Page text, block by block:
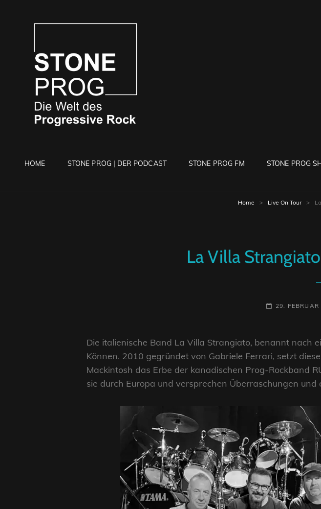
HOME STONE PROG | DER PODCAST STONE PROG FM STONE PROG
Home > Live On Tour >
La Villa
POSTED-
29.
Die italienische Band La Villa Strangiato, benannt nach
Können. 2010 gegründet von Gabriele Ferrari, setzt
Mackintosh das Erbe der kanadischen Prog-Rockband
sie durch Europa und versprechen Überraschungen und